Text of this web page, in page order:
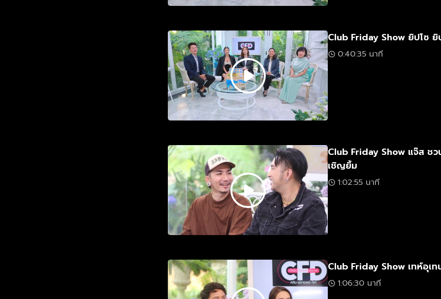
Club Friday Show ยิปโซ
0:40:35 นาที
Club Friday Show แจ๊ส ช
เชิญยิ้ม
1:02:55 นาที
Club Friday Show เทห์อุเท
1:06:30 นาที